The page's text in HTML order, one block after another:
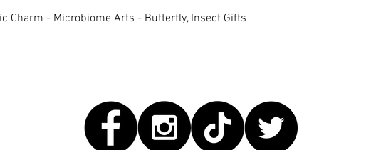
快速瀏覽
Charm - Microbiome Arts - Butterfly, Insect Gifts